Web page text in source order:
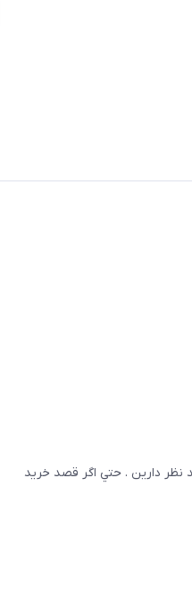
نظر دارين . حتي اگر قصد خريد